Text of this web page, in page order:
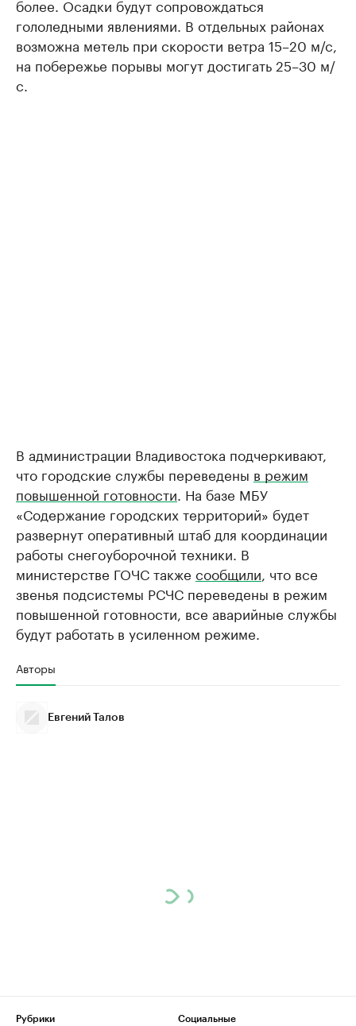
более. Осадки будут сопровождаться
гололедными явлениями. В отдельных районах
возможна метель при скорости ветра 15–20 м/с,
на побережье порывы могут достигать 25–30 м/
с.
В администрации Владивостока подчеркивают,
что городские службы переведены в режим
повышенной готовности. На базе МБУ
«Содержание городских территорий» будет
развернут оперативный штаб для координации
работы снегоуборочной техники. В
министерстве ГОЧС также сообщили, что все
звенья подсистемы РСЧС переведены в режим
повышенной готовности, все аварийные службы
будут работать в усиленном режиме.
Авторы
Евгений Талов
Рубрики
Социальные